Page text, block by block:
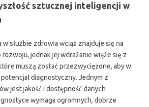
sztucznej inteligencji w
służbie zdrowia wciąż znajduje się na
jednak jej wdrażanie wiąże się z
muszą zostać przezwyciężone, aby w
diagnostyczny. Jednym z
jest jakość i dostępność danych
wymaga ogromnych, dobrze